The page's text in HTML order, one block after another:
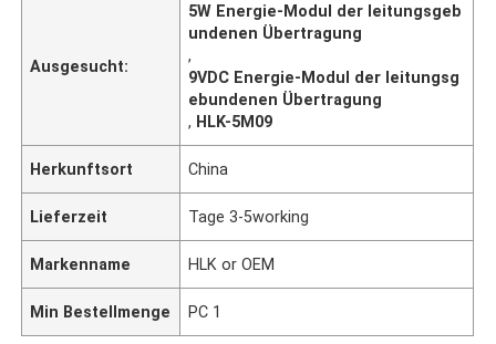
Ausgesucht:
5W Energie-Modul der leitungsgeb
undenen Übertragung
,
9VDC Energie-Modul der leitungsg
ebundenen Übertragung
, HLK-5M09
Herkunftsort China
Lieferzeit Tage 3-5working
Markenname HLK or OEM
Min Bestellmenge PC 1